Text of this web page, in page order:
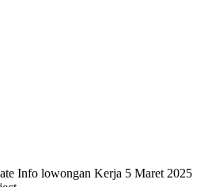
Info lowongan Kerja 5 Maret 2025